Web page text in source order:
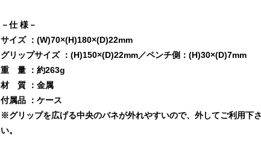
－仕 様－
サイズ ：(W)70×(H)180×(D)22mm
グリップサイズ ：(H)150×(D)22mm／ペンチ側：(H)30×(D)7mm
重 量 ：約263g
材 質 ：金属
付属品 ：ケース
※グリップを広げる中央のバネが外れやすいので、外してご利用下さ
い。